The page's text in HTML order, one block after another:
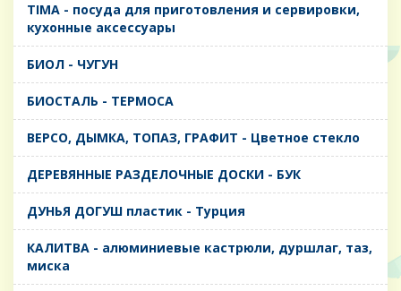
TIMA - посуда для приготовления и сервировки,
кухонные аксессуары
БИОЛ - ЧУГУН
БИОСТАЛЬ - ТЕРМОСА
ВЕРСО, ДЫМКА, ТОПАЗ, ГРАФИТ - Цветное стекло
ДЕРЕВЯННЫЕ РАЗДЕЛОЧНЫЕ ДОСКИ - БУК
ДУНЬЯ ДОГУШ пластик - Турция
КАЛИТВА - алюминиевые кастрюли, дуршлаг, таз,
миска